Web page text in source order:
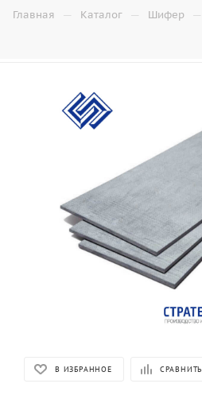
Главная — Каталог — Шифер —
В ИЗБРАННОЕ СРАВНИТЬ